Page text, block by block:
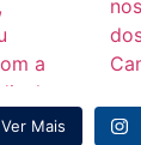
Ver Mais